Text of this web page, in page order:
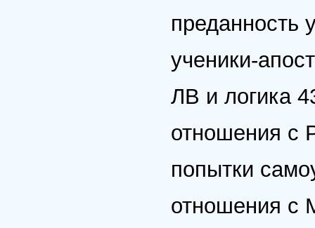
преданность
ученики-
ЛВ и логика
отношения с
попытки
отношения с